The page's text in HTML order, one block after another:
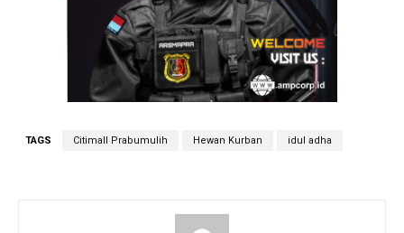
TAGS Citimall Prabumulih Hewan Kurban idul adha